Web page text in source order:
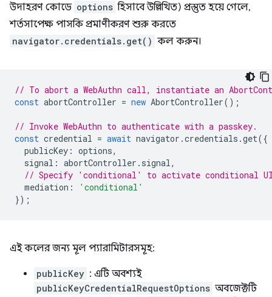
উদাহরণ কোডে options হিসাবে উল্লিখিত) প্রস্তুত হয়ে গেলে,
শর্তসাপেক্ষ পাসকি প্রমাণীকরণ শুরু করতে
navigator.credentials.get() কল করুন।
// To abort a WebAuthn call, instantiate an
const abortController = new AbortController();
// Invoke WebAuthn to authenticate with a passkey.
const credential = await navigator .credentials .get({
publicKey : options,
signal : abortController . signal ,
// Specify 'conditional' to activate conditional
mediation :
'conditional'
});
এই কলের জন্য মূল প্যারামিটারসমূহ:
publicKey : এটি অবশ্যই
publicKeyCredentialRequestOptions অবজেক্টটি